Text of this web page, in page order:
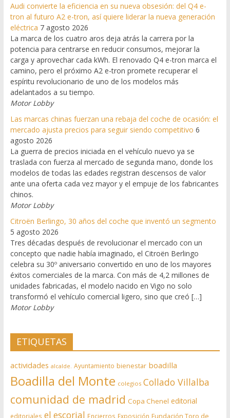
Audi convierte la eficiencia en su nueva obsesión: del Q4 e-
tron al futuro A2 e-tron, así quiere liderar la nueva generación
eléctrica 7 agosto 2026
La marca de los cuatro aros deja atrás la carrera por la
potencia para centrarse en reducir consumos, mejorar la
carga y aprovechar cada kWh. El renovado Q4 e-tron marca el
camino, pero el próximo A2 e-tron promete recuperar el
espíritu revolucionario de uno de los modelos más
adelantados a su tiempo.
Motor Lobby
Las marcas chinas fuerzan una rebaja del coche de ocasión: el
mercado ajusta precios para seguir siendo competitivo 6
agosto 2026
La guerra de precios iniciada en el vehículo nuevo ya se
traslada con fuerza al mercado de segunda mano, donde los
modelos de todas las edades registran descensos de valor
ante una oferta cada vez mayor y el empuje de los fabricantes
chinos.
Motor Lobby
Citroën Berlingo, 30 años del coche que inventó un segmento
5 agosto 2026
Tres décadas después de revolucionar el mercado con un
concepto que nadie había imaginado, el Citroën Berlingo
celebra su 30º aniversario convertido en uno de los mayores
éxitos comerciales de la marca. Con más de 4,2 millones de
unidades fabricadas, el modelo nacido en Vigo no solo
transformó el vehículo comercial ligero, sino que creó […]
Motor Lobby
ETIQUETAS
actividades alcalde. Ayuntamiento bienestar boadilla
Boadilla del Monte colegios Collado Villalba
comunidad de madrid Copa Chenel editorial
editoriales el escorial Encierros Exposición Fundación Toro de